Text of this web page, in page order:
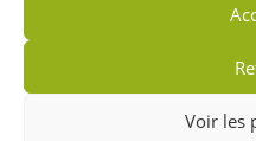
Voir les